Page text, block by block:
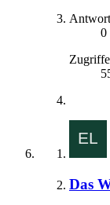
0
Zugriffe
Das